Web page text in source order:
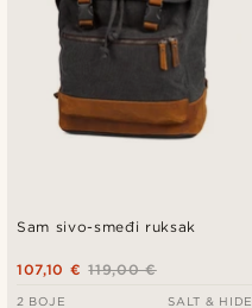
Sam sivo-smeđi ruksak
119,00 €
107,10 €
2 BOJE SALT & HIDE